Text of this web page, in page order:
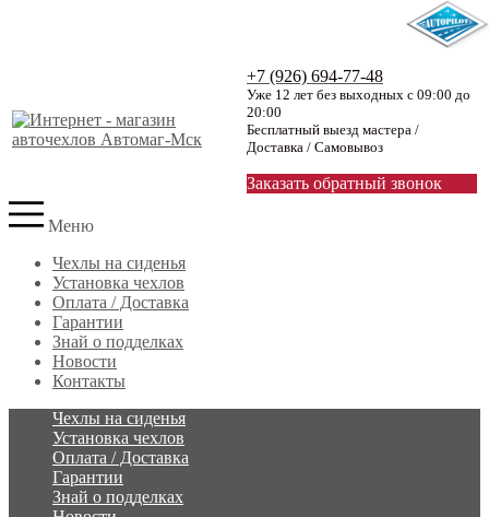
+7 (926) 694-77-48
Уже 12 лет без выходных с 09:00 до
20:00
Бесплатный выезд мастера /
Доставка / Самовывоз
Заказать обратный звонок
Меню
Чехлы на сиденья
Установка чехлов
Оплата / Доставка
Гарантии
Знай о подделках
Новости
Контакты
Чехлы на сиденья
Установка чехлов
Оплата / Доставка
Гарантии
Знай о подделках